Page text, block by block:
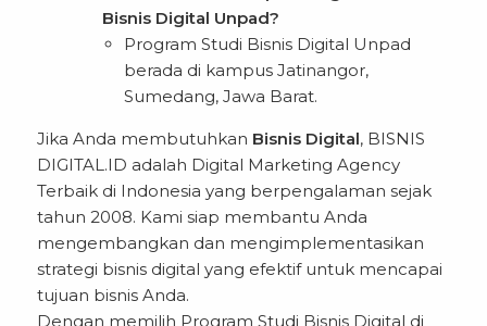
Bisnis Digital Unpad?
Program Studi Bisnis Digital Unpad
berada di kampus Jatinangor,
Sumedang, Jawa Barat.
Jika Anda membutuhkan Bisnis Digital, BISNIS
DIGITAL.ID adalah Digital Marketing Agency
Terbaik di Indonesia yang berpengalaman sejak
tahun 2008. Kami siap membantu Anda
mengembangkan dan mengimplementasikan
strategi bisnis digital yang efektif untuk mencapai
tujuan bisnis Anda.
Dengan memilih Program Studi Bisnis Digital di